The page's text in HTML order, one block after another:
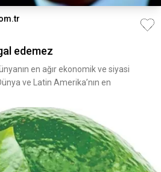
edemez
en ağır ekonomik ve siyasi
ve Latin Amerika’nın en